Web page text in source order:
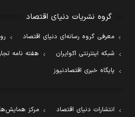
گروه نشریات دنیای اقتصاد
معرفی گروه رسانه‌ای دنیای اقتصاد
شبکه اینترنتی اکوایران
هفته نامه
پایگاه خبری اقتصادنیوز
انتشارات دنیای اقتصاد
مرکز